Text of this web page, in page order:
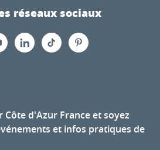
réseaux sociaux
Côte d'Azur France et soyez
et infos pratiques de